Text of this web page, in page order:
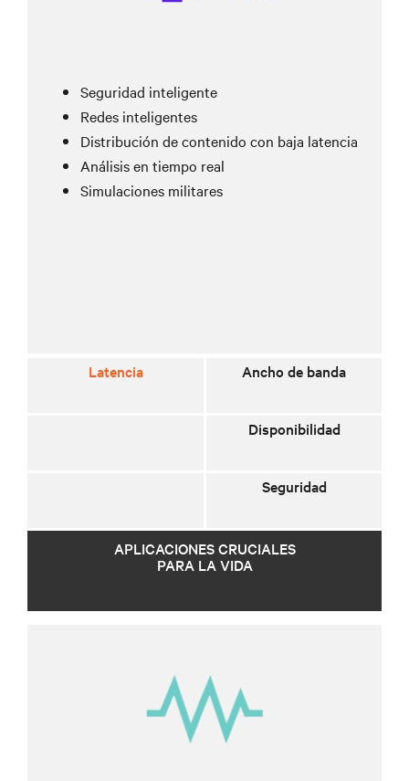
Seguridad inteligente
Redes inteligentes
Distribución de contenido con baja latencia
Análisis en tiempo real
Simulaciones militares
Latencia Ancho de banda
Disponibilidad
Seguridad
APLICACIONES CRUCIALES
PARA LA VIDA